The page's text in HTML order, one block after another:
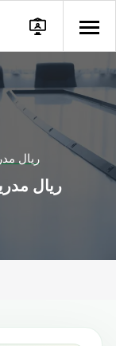
ريال
ريال